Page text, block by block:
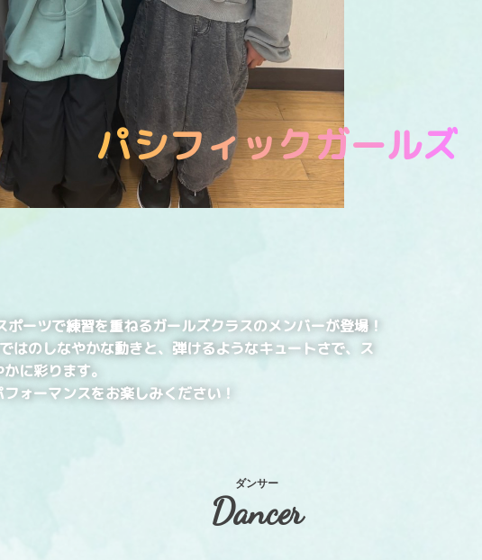
パシフィックガールズ
ポーツで練習を重ねるガールズクラスのメンバーが登場！
はのしなやかな動きと、弾けるようなキュートさで、ス
に彩ります。
ォーマンスをお楽しみください！
Dancer
ダンサー